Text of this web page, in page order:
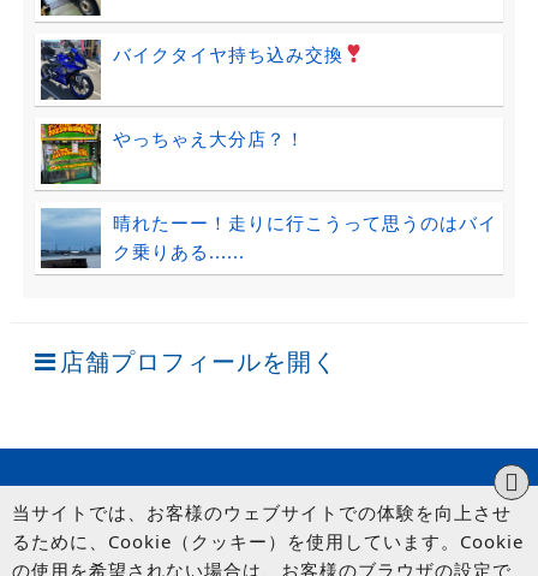
バイクタイヤ持ち込み交換
やっちゃえ大分店？！
晴れたーー！走りに行こうって思うのはバイ
ク乗りある......
店舗プロフィールを開く
当サイトでは、お客様のウェブサイトでの体験を向上させ
るために、Cookie（クッキー）を使用しています。Cookie
の使用を希望されない場合は、お客様のブラウザの設定で